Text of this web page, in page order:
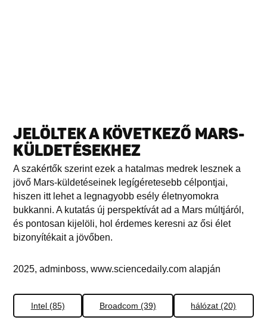
JELÖLTEK A KÖVETKEZŐ MARS-
KÜLDETÉSEKHEZ
A szakértők szerint ezek a hatalmas medrek lesznek a
jövő Mars-küldetéseinek legígéretesebb célpontjai,
hiszen itt lehet a legnagyobb esély életnyomokra
bukkanni. A kutatás új perspektívát ad a Mars múltjáról,
és pontosan kijelöli, hol érdemes keresni az ősi élet
bizonyítékait a jövőben.
2025, adminboss, www.sciencedaily.com alapján
Intel (85) Broadcom (39) hálózat (20)